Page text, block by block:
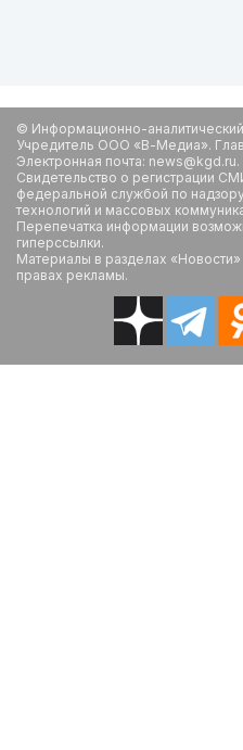
© Информационно-
Учредитель ООО «В-Медиа».
Электронная почта: news@kgd.ru.
Свидетельство о регистрации
федеральной службой по
технологий и массовых
Перепечатка информации
гиперссылки.
Материалы в разделах
правах рекламы.